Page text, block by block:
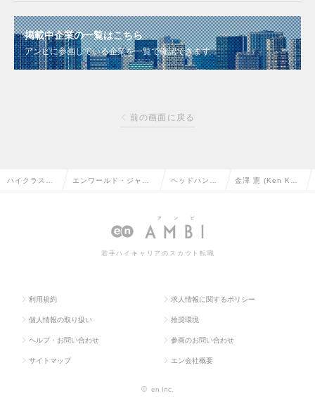
掲載中企業の一覧はこちら
アンビに参画している企業を一覧で確認できます
前の画面に戻る
ハイクラス求 エンワールド・ジャパ ヘッドハンタ 金澤 憲 (Ken Kan
若手ハイキャリアのスカウト転職
利用規約 求人情報に関するポリシー
個人情報の取り扱い 推奨環境
ヘルプ・お問い合わせ 参画のお問い合わせ
サイトマップ エン会社概要
© en Inc.